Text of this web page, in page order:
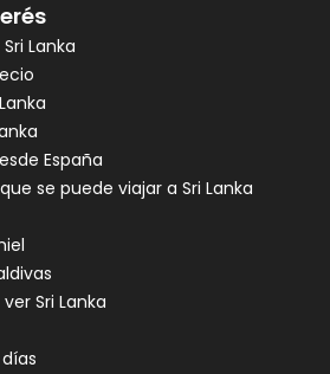
Lanka
España
se puede viajar a Sri Lanka
Sri Lanka